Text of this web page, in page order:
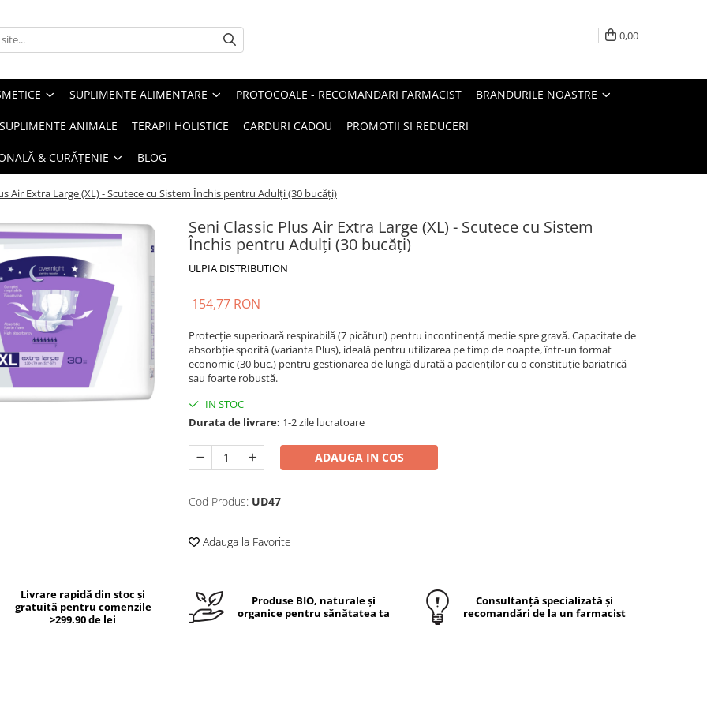
0,00
SUPLIMENTE ALIMENTARE PROTOCOALE - RECOMANDARI FARMACIST BRANDURILE NOASTRE
ANIMALE TERAPII HOLISTICE CARDURI CADOU PROMOTII SI REDUCERI
& CURĂȚENIE BLOG
Air Extra Large (XL) - Scutece cu Sistem Închis pentru Adulți (30 bucăți)
Seni Classic Plus Air Extra Large (XL) - Scutece cu Sistem
Închis pentru Adulți (30 bucăți)
ULPIA DISTRIBUTION
154,77 RON
Protecție superioară respirabilă (7 picături) pentru incontinență medie spre gravă. Capacitate de
absorbție sporită (varianta Plus), ideală pentru utilizarea pe timp de noapte, într-un format
economic (30 buc.) pentru gestionarea de lungă durată a pacienților cu o constituție bariatrică
sau foarte robustă.
IN STOC
Durata de livrare: 1-2 zile lucratoare
ADAUGA IN COS
Cod Produs: UD47
Adauga la Favorite
Livrare rapidă din stoc și
gratuită pentru comenzile
>299.90 de lei
Produse BIO, naturale și
organice pentru sănătatea ta
Consultanță specializată și
recomandări de la un farmacist